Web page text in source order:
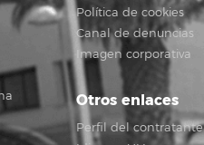
Política de cookies
Canal de denuncias
Imagen corporativa
Otros enlaces
Perfil del contratante